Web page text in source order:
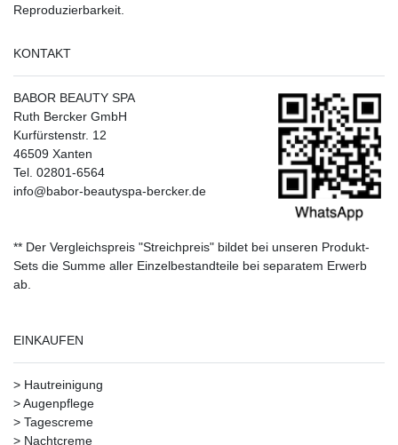
Reproduzierbarkeit.
KONTAKT
BABOR BEAUTY SPA
Ruth Bercker GmbH
Kurfürstenstr. 12
46509 Xanten
Tel. 02801-6564
info@babor-beautyspa-bercker.de
** Der Vergleichspreis "Streichpreis" bildet bei unseren Produkt-
Sets die Summe aller Einzelbestandteile bei separatem Erwerb
ab.
EINKAUFEN
> Hautreinigung
>Augenpflege
> Tagescreme
> Nachtcreme